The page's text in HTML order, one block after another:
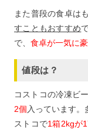
また普段の食卓は
すこともおすすめ
で、 食卓が一気に
値段は？
コストコの冷凍ビ
2個 入っています
ストコで1箱2kgが